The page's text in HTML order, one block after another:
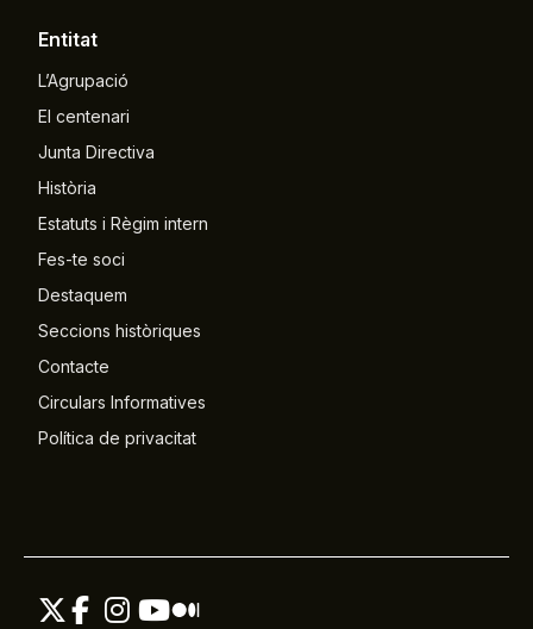
Entitat
L’Agrupació
El centenari
Junta Directiva
Història
Estatuts i Règim intern
Fes-te soci
Destaquem
Seccions històriques
Contacte
Circulars Informatives
Política de privacitat